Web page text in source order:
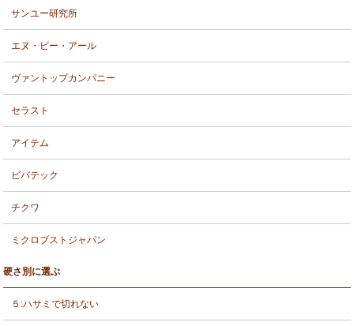
サンユー研究所
エヌ・ビー・アール
ヴァントップカンパニー
セラスト
アイテム
ビバテック
チクワ
ミクロブストジャパン
硬さ別に選ぶ
５:ハサミで切れない